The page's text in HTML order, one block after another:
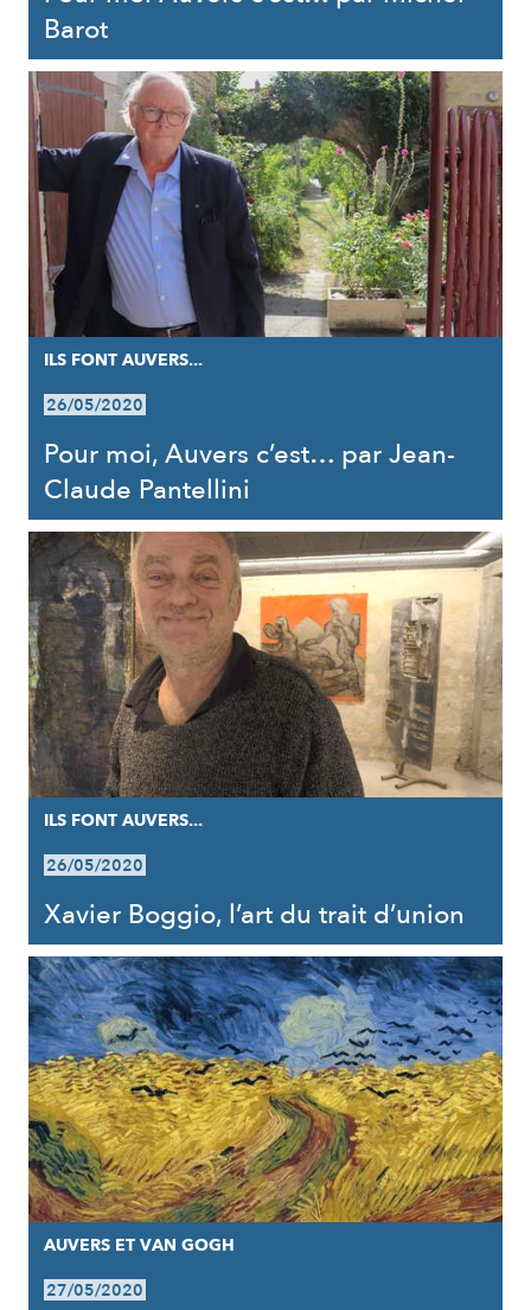
Barot
ILS FONT AUVERS...
26/05/2020
Pour moi, Auvers c’est… par Jean-
Claude Pantellini
ILS FONT AUVERS...
26/05/2020
Xavier Boggio, l’art du trait d’union
AUVERS ET VAN GOGH
27/05/2020